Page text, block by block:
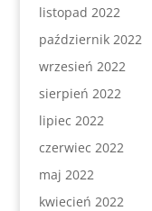
listopad 2022
październik 2022
wrzesień 2022
sierpień 2022
lipiec 2022
czerwiec 2022
maj 2022
kwiecień 2022